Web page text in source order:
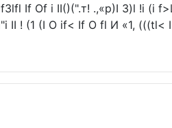
If Of i II()(".т! .,«р)I 3)l !i (i
II ! (1 (I O if< If О fl И «1, (((tl<